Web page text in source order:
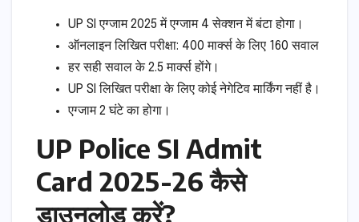
UP SI एग्जाम 2025 में एग्जाम 4 सेक्शन में बंटा होगा।
ऑनलाइन लिखित परीक्षा: 400 मार्क्स के लिए 160 सवाल
हर सही सवाल के 2.5 मार्क्स होंगे।
UP SI लिखित परीक्षा के लिए कोई नेगेटिव मार्किंग नहीं है।
एग्जाम 2 घंटे का होगा।
UP Police SI Admit
Card 2025-26 कैसे
डाउनलोड करें?